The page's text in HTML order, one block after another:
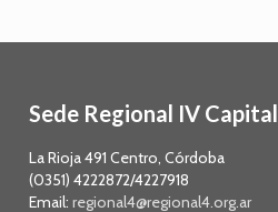
Sede Regional IV Capital
La Rioja 491 Centro, Córdoba
(0351) 4222872/4227918
Email:regional4@regional4.org.ar